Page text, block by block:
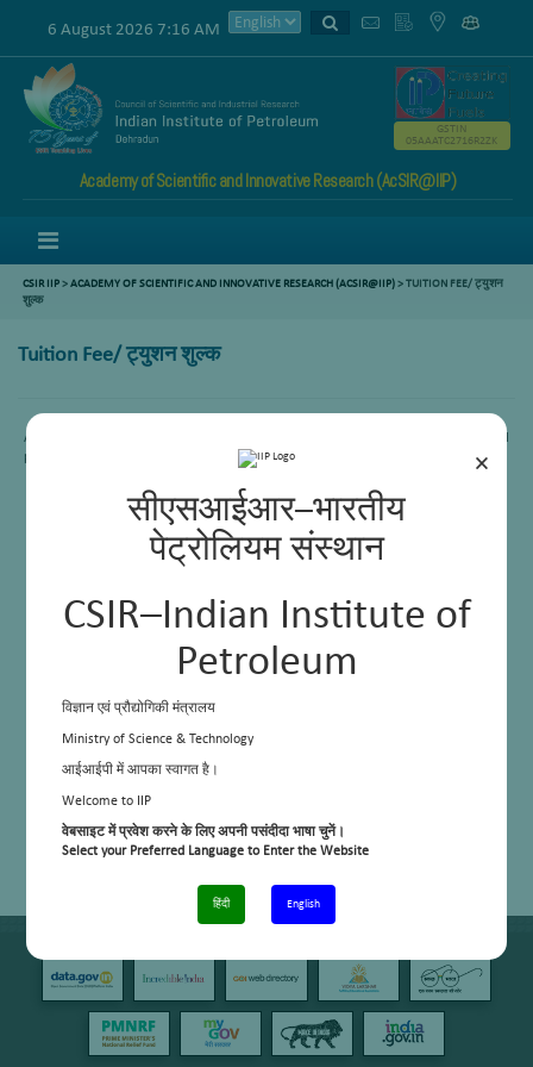
×
सीएसआईआर–भारतीय
पेट्रोलियम संस्थान
CSIR–Indian Institute of
Petroleum
विज्ञान एवं प्रौद्योगिकी मंत्रालय
Ministry of Science & Technology
आईआईपी में आपका स्वागत है।
Welcome to IIP
वेबसाइट में प्रवेश करने के लिए अपनी पसंदीदा भाषा चुनें।
Select your Preferred Language to Enter the Website
हिंदी English
6 August 2026 7:16 AM
Academy of Scientific and Innovative Research (AcSIR@IIP)
GSTIN
05AAATC2716R2ZK
CSIR IIP>ACADEMY OF SCIENTIFIC AND INNOVATIVE RESEARCH (ACSIR@IIP)> TUITION FEE/ ट्युशन
शुल्क
Tuition Fee/ ट्युशन शुल्क
All students enrolled (both provisional and Regular) under AcSIR PhD program shall
pay Six monthly fees of Rs. 8000/- per semester till submission of thesis.